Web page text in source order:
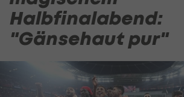
Halbfinalabend:
"Gänsehaut pur"